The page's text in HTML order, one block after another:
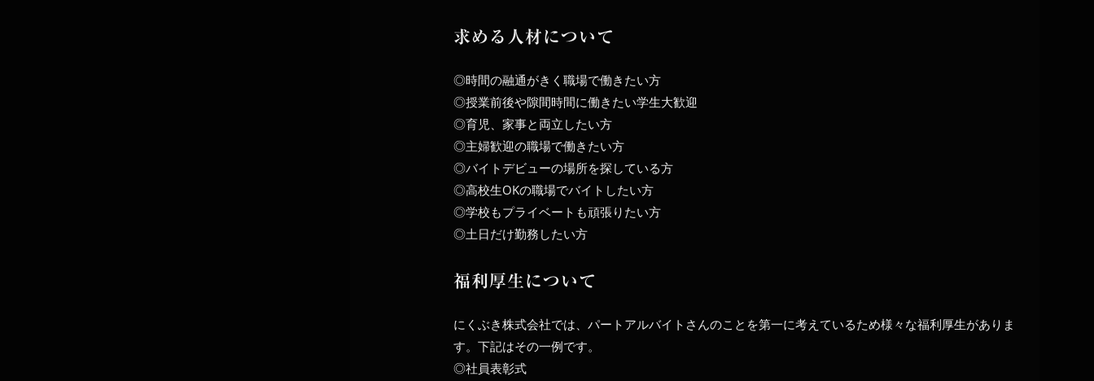
求める人材について
◎時間の融通がきく職場で働きたい方
◎授業前後や隙間時間に働きたい学生大歓迎
◎育児、家事と両立したい方
◎主婦歓迎の職場で働きたい方
◎バイトデビューの場所を探している方
◎高校生OKの職場でバイトしたい方
◎学校もプライベートも頑張りたい方
◎土日だけ勤務したい方
福利厚生について
にくぶき株式会社では、パートアルバイトさんのことを第一に考えているため様々な福利厚生がありま
す。下記はその一例です。
◎社員表彰式